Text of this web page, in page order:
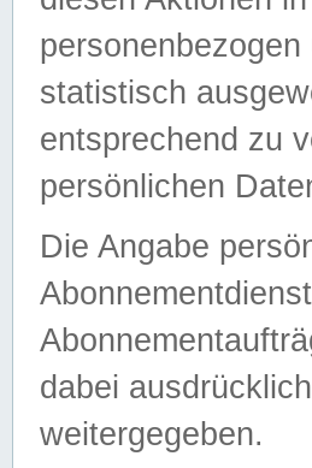
statistisch
entsprechend zu
persönlichen
Die Angabe
dabei
weitergegeben.